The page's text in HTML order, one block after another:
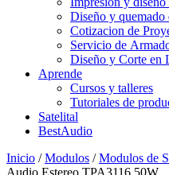
Diseño y quemado
Cotizacion de
Servicio de
Diseño y Corte en
Aprende
Cursos y talleres
Tutoriales de
Satelital
BestAudio
Inicio /Modulos /Modulos de
Audio Estereo TPA3116 50W